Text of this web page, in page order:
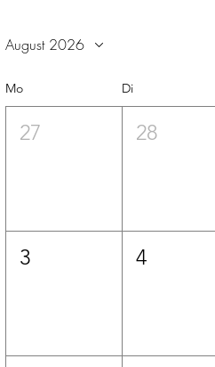
August 2026
Mo Di
27 28
3 4